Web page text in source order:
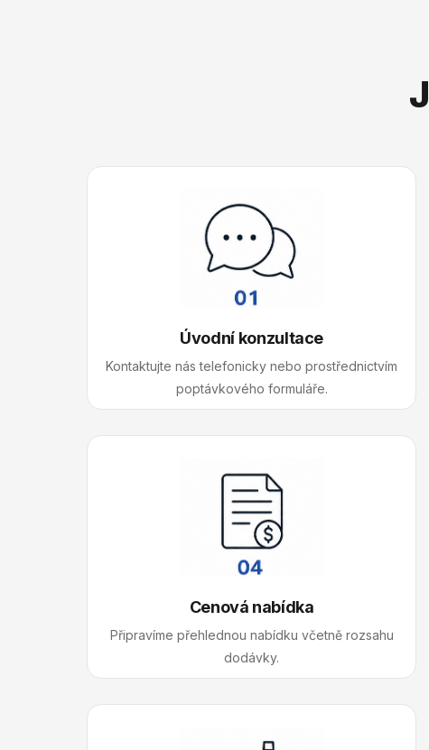
Úvodní konzultace
Kontaktujte nás telefonicky nebo prostřednictvím
poptávkového formuláře.
Cenová nabídka
Připravíme přehlednou nabídku včetně rozsahu
dodávky.